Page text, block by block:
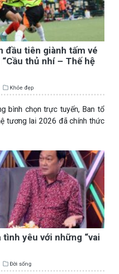
đầu tiên giành tấm vé
thủ nhí – Thế hệ
Khỏe đẹp
bình chọn trực tuyến, Ban tổ
tương lai 2026 đã chính thức
tình yêu với những “vai
Đời sống